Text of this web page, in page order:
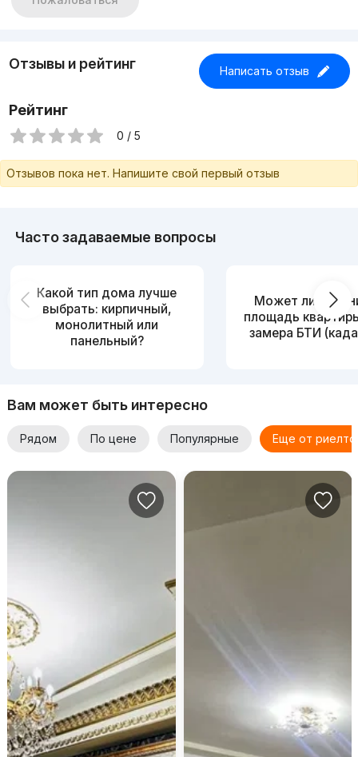
Отзывы и рейтинг Написать отзыв
Рейтинг
0 / 5
Отзывов пока нет. Напишите свой первый отзыв
Часто задаваемые вопросы
Какой тип дома лучше
выбрать: кирпичный,
монолитный или
панельный?
Может ли
площадь
замера БТИ
Вам может быть интересно
Рядом По цене Популярные Еще от